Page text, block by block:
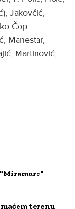
Jakovčić,
Čop.
Manestar,
Martinović,
terenu